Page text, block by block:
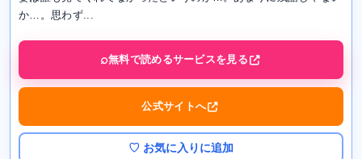
か…。思わず...
無料で読めるサービスを見る
公式サイトへ
♡ お気に入りに追加